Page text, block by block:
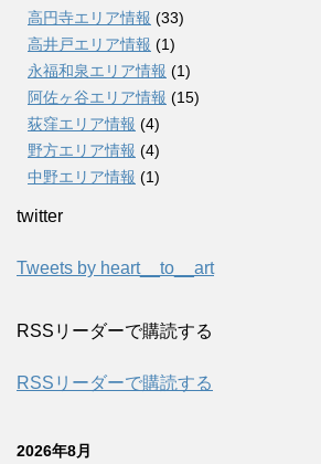
高円寺エリア情報 (33)
高井戸エリア情報 (1)
永福和泉エリア情報 (1)
阿佐ヶ谷エリア情報 (15)
荻窪エリア情報 (4)
野方エリア情報 (4)
中野エリア情報 (1)
twitter
Tweets by heart__to__art
RSSリーダーで購読する
RSSリーダーで購読する
2026年8月